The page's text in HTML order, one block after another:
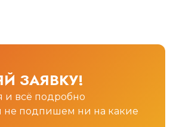
ЗАЯВКУ!
и всё подробно
не подпишем ни на какие